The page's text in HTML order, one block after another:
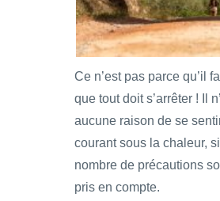
Ce n’est pas parce qu’il
que tout doit s’arrêter ! Il
aucune raison de se
courant sous la chaleur,
nombre de précautions
pris en compte.